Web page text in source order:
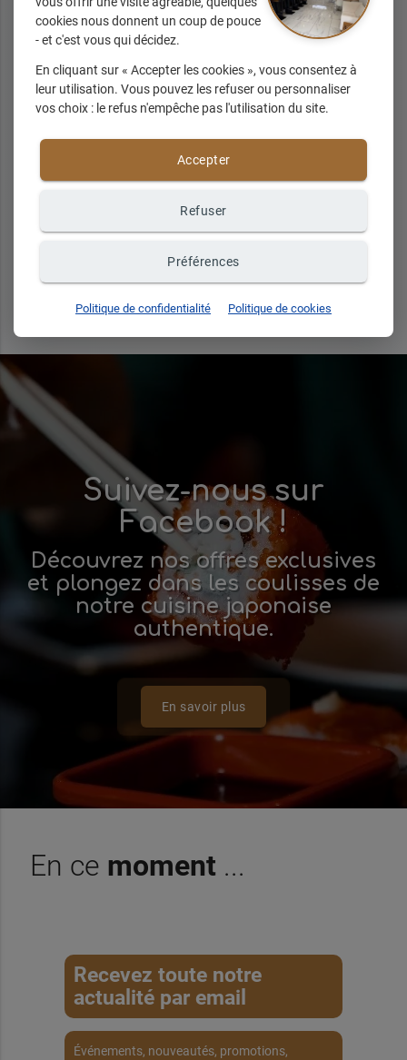
Maki
à partir de
5.20€ TTC
Suivez-nous sur
Facebook !
Découvrez nos offres exclusives
et plongez dans les coulisses de
notre cuisine japonaise
authentique.
En savoir plus
En ce moment ...
Recevez toute notre
actualité par email
Événements, nouveautés, promotions,
cookies nous donnent un coup de pouce
- et c'est vous qui décidez.
En cliquant sur « Accepter les cookies », vous consentez à
leur utilisation. Vous pouvez les refuser ou personnaliser
vos choix : le refus n'empêche pas l'utilisation du site.
Accepter
Refuser
Préférences
Politique de confidentialité Politique de cookies